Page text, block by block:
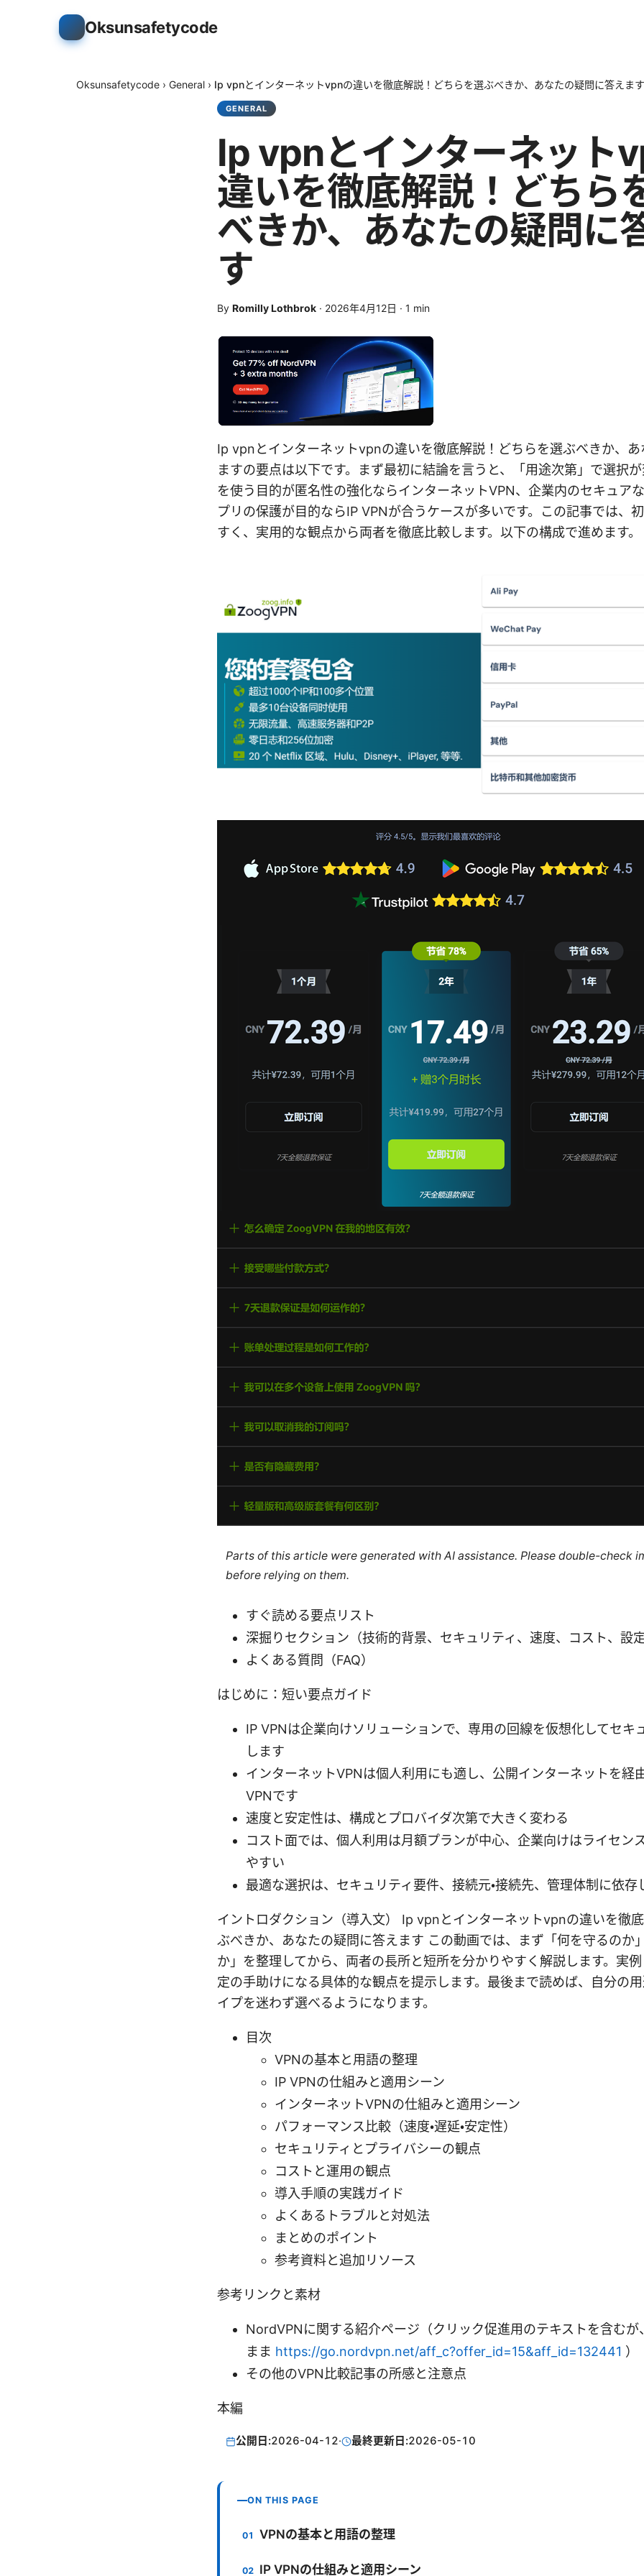
Oksunsafetycode
Oksunsafetycode › General › Ip vpnとインターネットvpnの違いを徹底解説！どちらを選ぶべきか、あなたの疑問に答えます
GENERAL
Ip vpnとインターネット
違いを徹底解説！どちら
べきか、あなたの疑問に
す
By Romilly Lothbrok · 2026年4月12日 · 1 min
Ip vpnとインターネットvpnの違いを徹底解説！どちらを選ぶべきか、あ
ますの要点は以下です。まず最初に結論を言うと、「用途次第」で選択
を使う目的が匿名性の強化ならインターネットVPN、企業内のセキュア
プリの保護が目的ならIP VPNが合うケースが多いです。この記事では、
すく、実用的な観点から両者を徹底比較します。以下の構成で進めます。
Parts of this article were generated with AI assistance. Please double-check
before relying on them.
すぐ読める要点リスト
深掘りセクション（技術的背景、セキュリティ、速度、コスト、設定
よくある質問（FAQ）
はじめに：短い要点ガイド
IP VPNは企業向けソリューションで、専用の回線を仮想化してセキ
します
インターネットVPNは個人利用にも適し、公開インターネットを経
VPNです
速度と安定性は、構成とプロバイダ次第で大きく変わる
コスト面では、個人利用は月額プランが中心、企業向けはライセン
やすい
最適な選択は、セキュリティ要件、接続元・接続先、管理体制に依存
イントロダクション（導入文） Ip vpnとインターネットvpnの違いを徹
ぶべきか、あなたの疑問に答えます この動画では、まず「何を守るのか
か」を整理してから、両者の長所と短所を分かりやすく解説します。実
定の手助けになる具体的な観点を提示します。最後まで読めば、自分の
イプを迷わず選べるようになります。
目次
VPNの基本と用語の整理
IP VPNの仕組みと適用シーン
インターネットVPNの仕組みと適用シーン
パフォーマンス比較（速度・遅延・安定性）
セキュリティとプライバシーの観点
コストと運用の観点
導入手順の実践ガイド
よくあるトラブルと対処法
まとめのポイント
参考資料と追加リソース
参考リンクと素材
NordVPNに関する紹介ページ（クリック促進用のテキストを含むが
まま https://go.nordvpn.net/aff_c?offer_id=15&aff_id=132441 ）
その他のVPN比較記事の所感と注意点
本編
公開日:2026-04-12· 最終更新日:2026-05-10
ON THIS PAGE
VPNの基本と用語の整理
IP VPNの仕組みと適用シーン